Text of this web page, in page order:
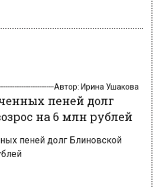
пеней долг
на 6 млн рублей